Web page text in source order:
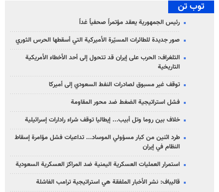
توب تن
رئيس الجمهورية يعقد مؤتمراً صحفياً غداً
صور جديدة للطائرات المسيّرة الأميركية التي أسقطها الحرس الثوري
التلغراف: الحرب على إيران قد تتحول إلى أحد الأخطاء الأمريكية
التاريخية
توقف غير مسبوق لصادرات النفط السعودي إلى أميركا
فشل استراتيجية الضغط ضد محور المقاومة
خلاف بين روما وتل أبيب... إيطاليا توقف شراء رادارات إسرائيلية
طرد اثنين من كبار مسؤولي الموساد... تداعيات فشل مؤامرة إسقاط
النظام في إيران
استمرار العمليات العسكرية اليمنية ضد المراكز العسكرية السعودية
قاليباف: نشر الأخبار الملفقة هي استراتيجية ترامب الفاشلة